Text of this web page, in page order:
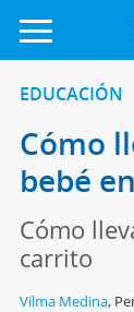
EDUCACIÓN
Cómo
bebé
Cómo
carrito
Vilma Medina,